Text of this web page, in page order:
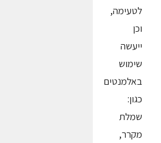
לטעימה,
וכן
ייעשה
שימוש
באלמנטים
כגון:
שמלת
מקרר,